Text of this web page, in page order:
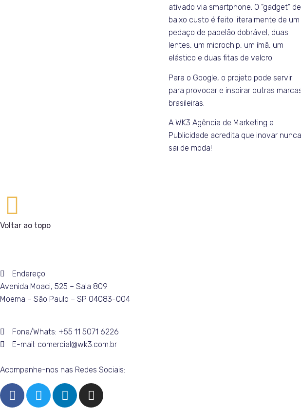
ativado via smartphone. O "gadget" de
baixo custo é feito literalmente de um
pedaço de papelão dobrável, duas
lentes, um microchip, um ímã, um
elástico e duas fitas de velcro.
Para o Google, o projeto pode servir
para provocar e inspirar outras
brasileiras.
A WK3 Agência de Marketing e
Publicidade acredita que inovar nunca
sai de moda!
Voltar ao topo
Endereço
Avenida Moaci, 525 – Sala 809
Moema – São Paulo – SP 04083-004
Fone/Whats: +55 11 5071 6226
E-mail: comercial@wk3.com.br
Acompanhe-nos nas Redes Sociais: